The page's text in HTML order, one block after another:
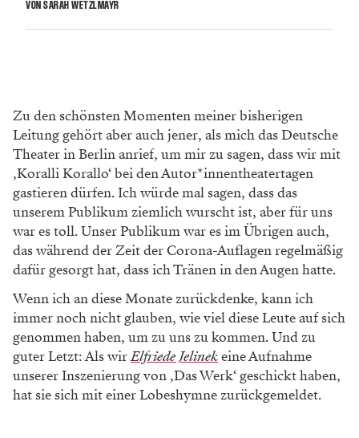
VON SARAH WETZLMAYR
Zu den schönsten Momenten meiner bisherigen
Leitung gehört aber auch jener, als mich das Deutsche
Theater in Berlin anrief, um mir zu sagen, dass wir mit
‚Koralli Korallo‘ bei den Autor*innentheatertagen
gastieren dürfen. Ich würde mal sagen, dass das
unserem Publikum ziemlich wurscht ist, aber für uns
war es toll. Unser Publikum war es im Übrigen auch,
das während der Zeit der Corona-Auflagen regelmäßig
dafür gesorgt hat, dass ich Tränen in den Augen hatte.
Wenn ich an diese Monate zurückdenke, kann ich
immer noch nicht glauben, wie viel diese Leute auf sich
genommen haben, um zu uns zu kommen. Und zu
guter Letzt: Als wirElfriede Jelinekeine Aufnahme
unserer Inszenierung von ‚Das Werk‘ geschickt haben,
hat sie sich mit einer Lobeshymne zurückgemeldet.